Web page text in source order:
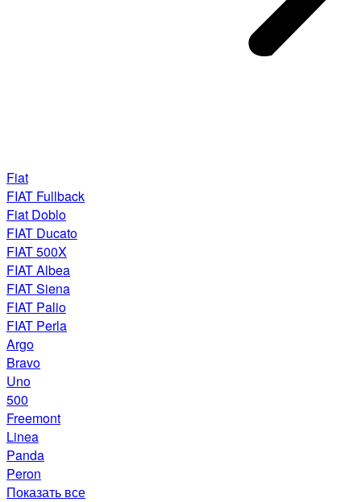
Fiat
FIAT Fullback
Fiat Doblo
FIAT Ducato
FIAT 500X
FIAT Albea
FIAT Siena
FIAT Palio
FIAT Perla
Argo
Bravo
Uno
500
Freemont
Linea
Panda
Peron
Показать все